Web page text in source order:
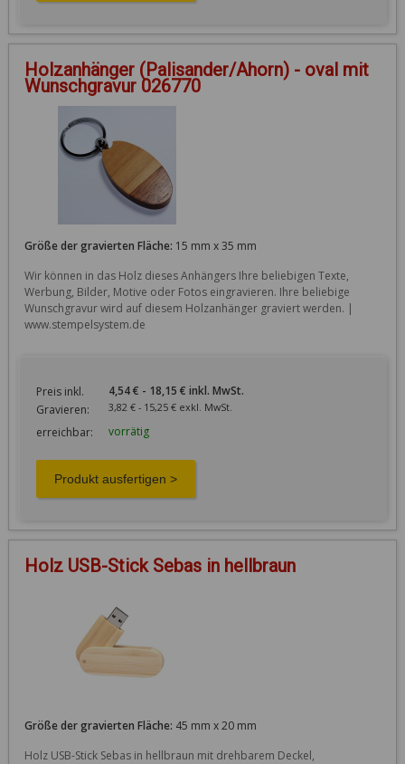
Holzanhänger (Palisander/Ahorn) - oval mit
Wunschgravur 026770
Größe der gravierten Fläche: 15 mm x 35 mm
Wir können in das Holz dieses Anhängers Ihre beliebigen Texte,
Werbung, Bilder, Motive oder Fotos eingravieren. Ihre beliebige
Wunschgravur wird auf diesem Holzanhänger graviert werden. |
www.stempelsystem.de
Preis inkl.
Gravieren:
4,54 € - 18,15 € inkl. MwSt.
3,82 € - 15,25 € exkl. MwSt.
erreichbar: vorrätig
Holz USB-Stick Sebas in hellbraun
Größe der gravierten Fläche: 45 mm x 20 mm
Holz USB-Stick Sebas in hellbraun mit drehbarem Deckel,